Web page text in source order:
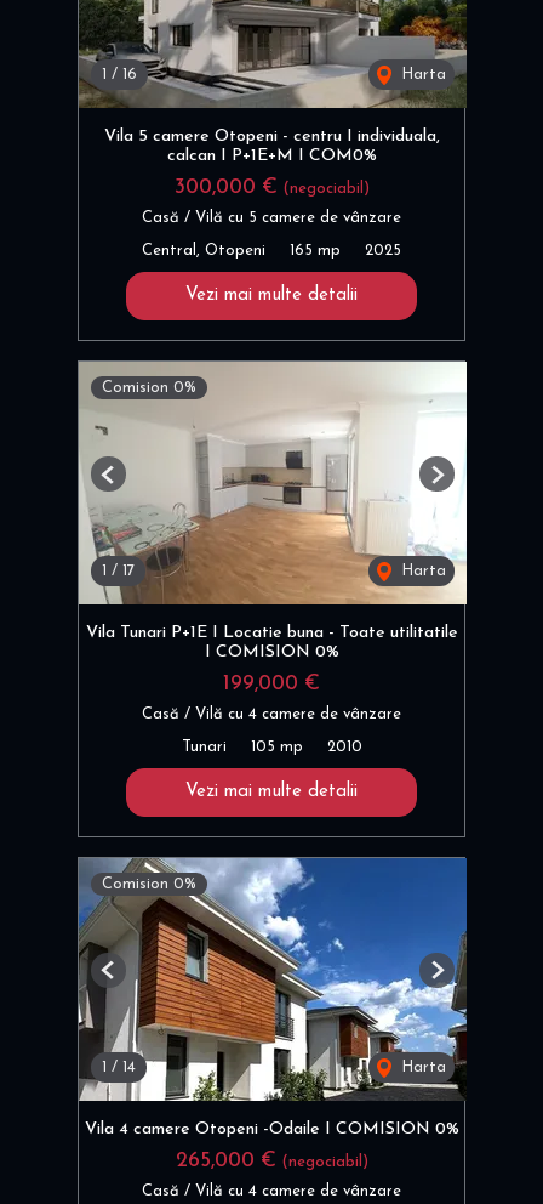
/ 16 Harta
Vila 5 camere Otopeni - centru I individuala,
calcan I P+1E+M I COM0%
300,000 € (negociabil)
Casă / Vilă cu 5 camere de vânzare
Central, Otopeni 165 mp 2025
Vezi mai multe detalii
Comision 0%
1 / 17 Harta
Previous Next
Vila Tunari P+1E I Locatie buna - Toate utilitatile
I COMISION 0%
199,000 €
Casă / Vilă cu 4 camere de vânzare
Tunari 105 mp 2010
Vezi mai multe detalii
Comision 0%
1 / 14 Harta
Previous Next
Vila 4 camere Otopeni -Odaile I COMISION 0%
265,000 € (negociabil)
Casă / Vilă cu 4 camere de vânzare